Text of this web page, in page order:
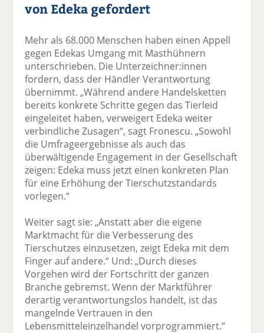
von Edeka gefordert
Mehr als 68.000 Menschen haben einen Appell
gegen Edekas Umgang mit Masthühnern
unterschrieben. Die Unterzeichner:innen
fordern, dass der Händler Verantwortung
übernimmt. „Während andere Handelsketten
bereits konkrete Schritte gegen das Tierleid
eingeleitet haben, verweigert Edeka weiter
verbindliche Zusagen“, sagt Fronescu. „Sowohl
die Umfrageergebnisse als auch das
überwältigende Engagement in der Gesellschaft
zeigen: Edeka muss jetzt einen konkreten Plan
für eine Erhöhung der Tierschutzstandards
vorlegen.“
Weiter sagt sie: „Anstatt aber die eigene
Marktmacht für die Verbesserung des
Tierschutzes einzusetzen, zeigt Edeka mit dem
Finger auf andere.“ Und: „Durch dieses
Vorgehen wird der Fortschritt der ganzen
Branche gebremst. Wenn der Marktführer
derartig verantwortungslos handelt, ist das
mangelnde Vertrauen in den
Lebensmitteleinzelhandel vorprogrammiert.“